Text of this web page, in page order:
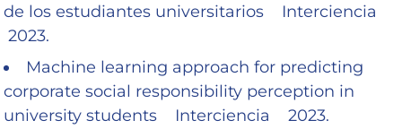
de los estudiantes universitarios Interciencia
2023.
Machine learning approach for predicting
corporate social responsibility perception in
university students Interciencia 2023.